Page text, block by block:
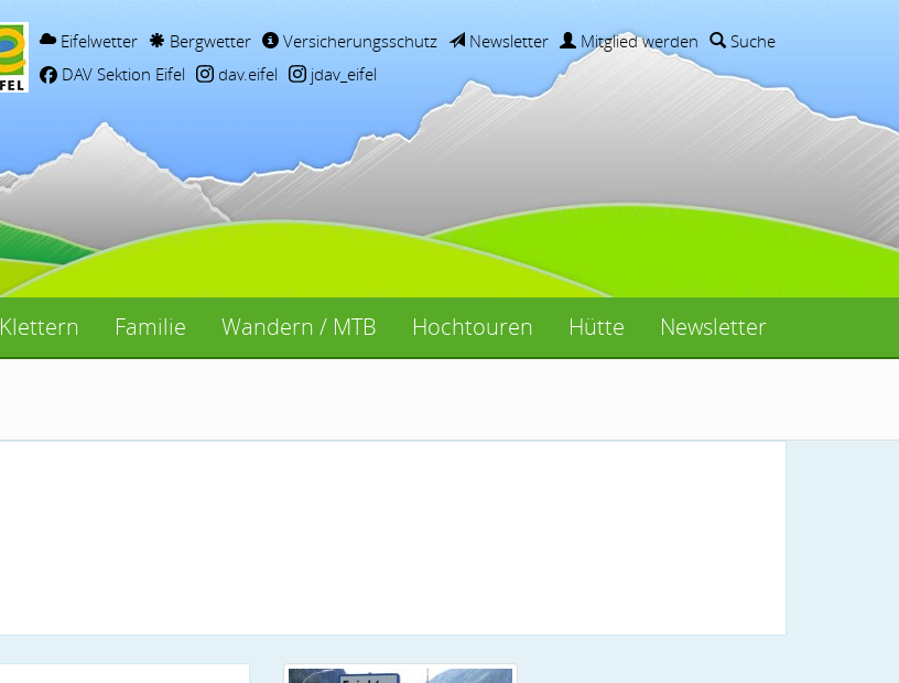
Eifelwetter Bergwetter Versicherungsschutz Newsletter Mitglied werden
Suche
DAV Sektion Eifel
dav.eifel jdav_eifel
Klettern Familie Wandern / MTB Hochtouren Hütte Newsletter